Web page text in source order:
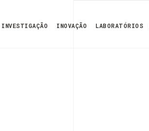
INVESTIGAÇÃO INOVAÇÃO LABORATÓRIOS